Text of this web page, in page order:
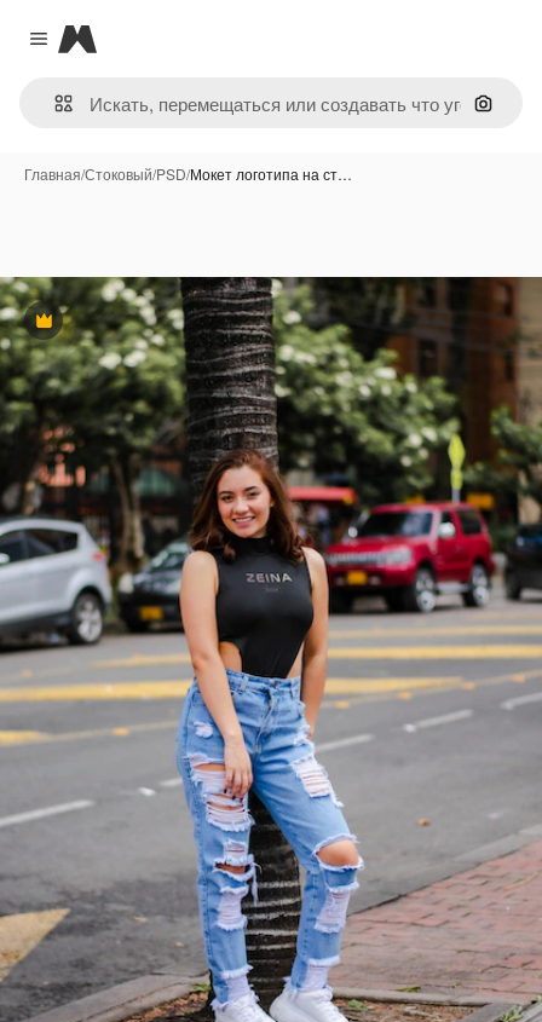
Close menu
Magnific
Поиск
Главная/Стоковый/PSD/Мокет логотипа на ст…
Премиум